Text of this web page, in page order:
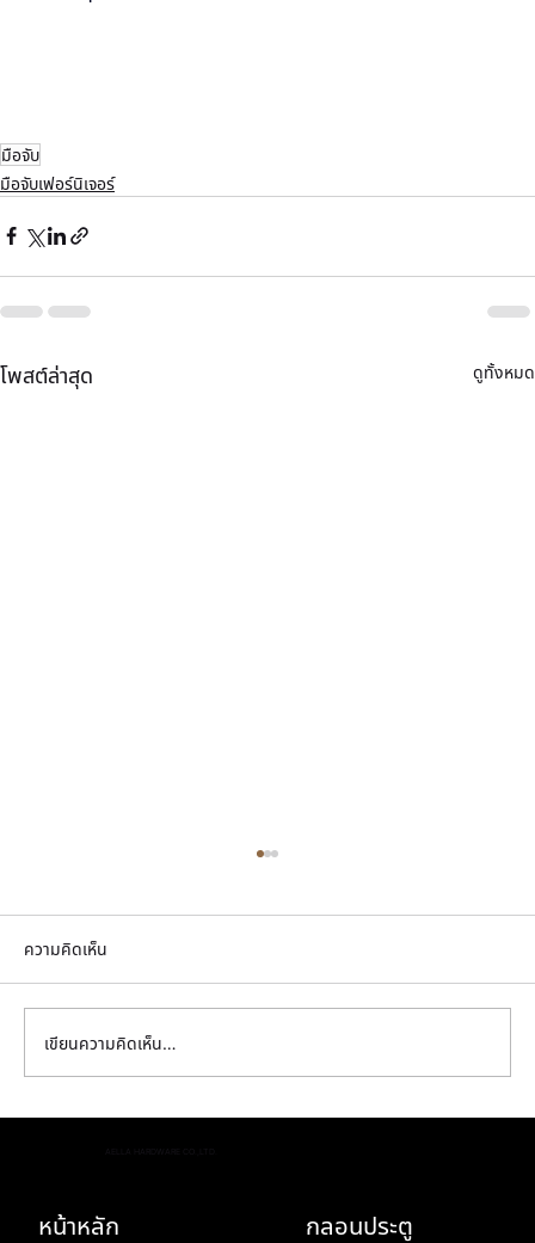
มือจับ
มือจับเฟอร์นิเจอร์
โพสต์ล่าสุด ดูทั้งหมด
ความคิดเห็น
เขียนความคิดเห็น…
หน้าหลัก
กลอนประตู